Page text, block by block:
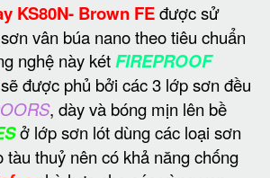
KS80N- Brown FEđược sử
vân búa nano theo tiêu chuẩn
nghệ này kétFIREPROOF
được phủ bởi các 3 lớp sơn đều
, dày và bóng mịn lên bề
ở lớp sơn lót dùng các loại sơn
tàu thuỷ nên có khả năng chống